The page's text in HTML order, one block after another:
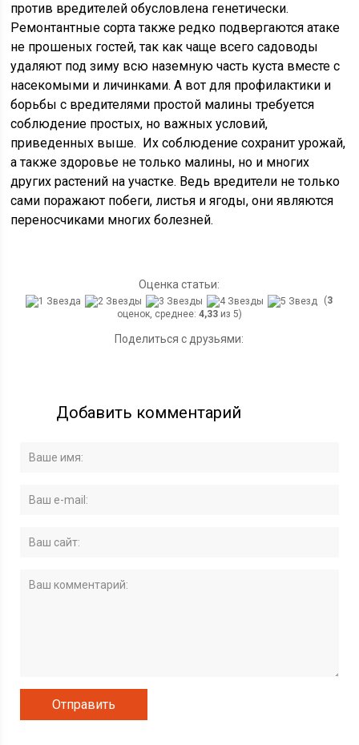
против вредителей обусловлена генетически.
Ремонтантные сорта также редко подвергаются атаке
не прошеных гостей, так как чаще всего садоводы
удаляют под зиму всю наземную часть куста вместе с
насекомыми и личинками. А вот для профилактики и
борьбы с вредителями простой малины требуется
соблюдение простых, но важных условий,
приведенных выше. Их соблюдение сохранит урожай,
а также здоровье не только малины, но и многих
других растений на участке. Ведь вредители не только
сами поражают побеги, листья и ягоды, они являются
переносчиками многих болезней.
Оценка статьи:
(3
оценок, среднее: 4,33из 5)
Поделиться с друзьями:
Добавить комментарий